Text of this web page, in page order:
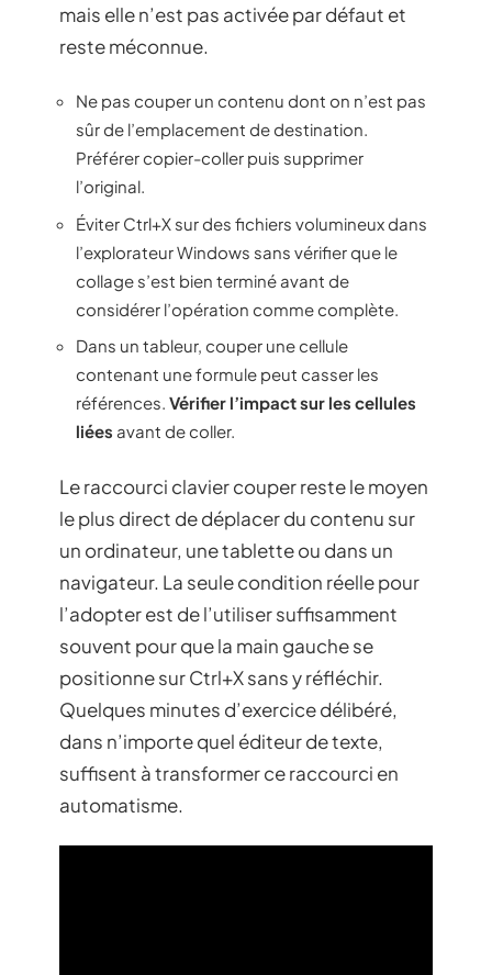
mais elle n’est pas activée par défaut et
reste méconnue.
Ne pas couper un contenu dont on n’est pas
sûr de l’emplacement de destination.
Préférer copier-coller puis supprimer
l’original.
Éviter Ctrl+X sur des fichiers volumineux dans
l’explorateur Windows sans vérifier que le
collage s’est bien terminé avant de
considérer l’opération comme complète.
Dans un tableur, couper une cellule
contenant une formule peut casser les
références. Vérifier l’impact sur les cellules
liées avant de coller.
Le raccourci clavier couper reste le moyen
le plus direct de déplacer du contenu sur
un ordinateur, une tablette ou dans un
navigateur. La seule condition réelle pour
l’adopter est de l’utiliser suffisamment
souvent pour que la main gauche se
positionne sur Ctrl+X sans y réfléchir.
Quelques minutes d’exercice délibéré,
dans n’importe quel éditeur de texte,
suffisent à transformer ce raccourci en
automatisme.